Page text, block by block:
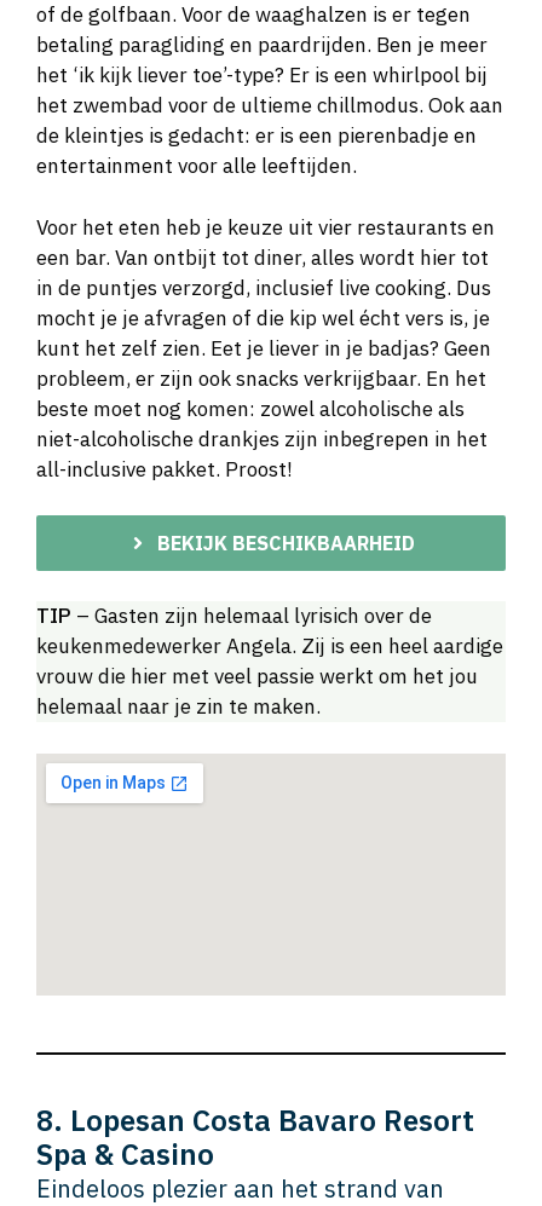
of de golfbaan. Voor de waaghalzen is er tegen
betaling paragliding en paardrijden. Ben je meer
het ‘ik kijk liever toe’-type? Er is een whirlpool bij
het zwembad voor de ultieme chillmodus. Ook aan
de kleintjes is gedacht: er is een pierenbadje en
entertainment voor alle leeftijden.
Voor het eten heb je keuze uit vier restaurants en
een bar. Van ontbijt tot diner, alles wordt hier tot
in de puntjes verzorgd, inclusief live cooking. Dus
mocht je je afvragen of die kip wel écht vers is, je
kunt het zelf zien. Eet je liever in je badjas? Geen
probleem, er zijn ook snacks verkrijgbaar. En het
beste moet nog komen: zowel alcoholische als
niet-alcoholische drankjes zijn inbegrepen in het
all-inclusive pakket. Proost!
BEKIJK BESCHIKBAARHEID
TIP – Gasten zijn helemaal lyrisich over de
keukenmedewerker Angela. Zij is een heel aardige
vrouw die hier met veel passie werkt om het jou
helemaal naar je zin te maken.
8. Lopesan Costa Bavaro Resort
Spa & Casino
Eindeloos plezier aan het strand van